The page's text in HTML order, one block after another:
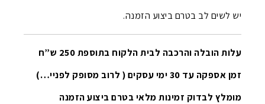
יש לשים לב בטרם ביצוע הזמנה.
עלות הובלה והרכבה לבית הלקוח בתוספת 250 ש”ח
זמן אספקה עד 30 ימי עסקים ( לרוב מסופק לפניי…)
מומלץ לבדוק זמינות מלאי בטרם ביצוע הזמנה